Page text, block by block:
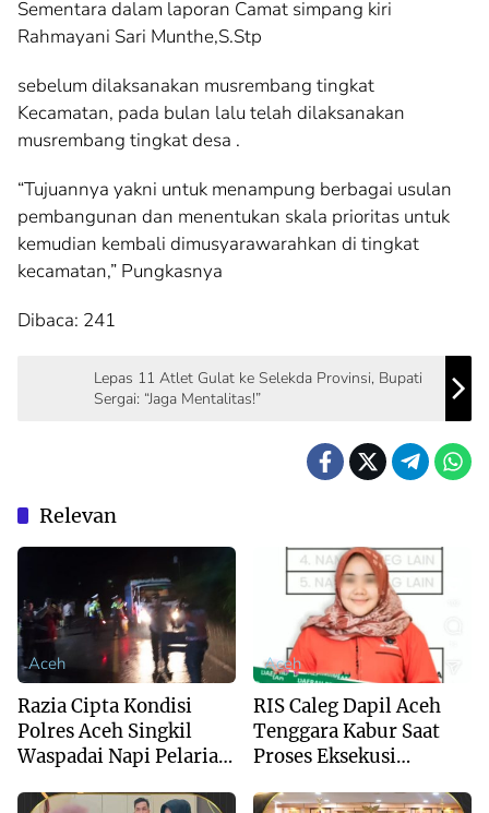
Sementara dalam laporan Camat simpang kiri
Rahmayani Sari Munthe,S.Stp
sebelum dilaksanakan musrembang tingkat
Kecamatan, pada bulan lalu telah dilaksanakan
musrembang tingkat desa .
“Tujuannya yakni untuk menampung berbagai usulan
pembangunan dan menentukan skala prioritas untuk
kemudian kembali dimusyarawarahkan di tingkat
kecamatan,” Pungkasnya
Dibaca: 241
Lepas 11 Atlet Gulat ke Selekda Provinsi, Bupati
Sergai: “Jaga Mentalitas!”
Relevan
Aceh
Razia Cipta Kondisi
Polres Aceh Singkil
Waspadai Napi Pelarian
Aceh
RIS Caleg Dapil Aceh
Tenggara Kabur Saat
Proses Eksekusi